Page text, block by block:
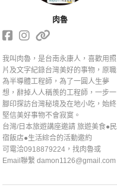
肉魯
我叫肉魯，是台南永康人，喜歡用照
片及文字紀錄台灣美好的事物，原職
為半導體工程師，為了一圓人生夢
想，辭掉人人稱羨的工程師，一步一
腳印探訪台灣秘境及在地小吃，始終
堅信美好事物不會寂寞。
台灣/日本旅遊講座邀請 旅遊美食●民
宿飯店●生活綜合的活動邀約
可電洽0918879224，找肉魯或
Email聯繫 damon1126@gmail.com